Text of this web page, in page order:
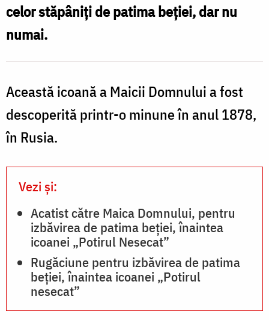
celor stăpâniți de patima beției, dar nu
numai.
Această icoană a Maicii Domnului a fost
descoperită printr-o minune în anul 1878,
în Rusia.
Vezi și:
Acatist către Maica Domnului, pentru
izbăvirea de patima beției, înaintea
icoanei „Potirul Nesecat”
Rugăciune pentru izbăvirea de patima
beției, înaintea icoanei „Potirul
nesecat”